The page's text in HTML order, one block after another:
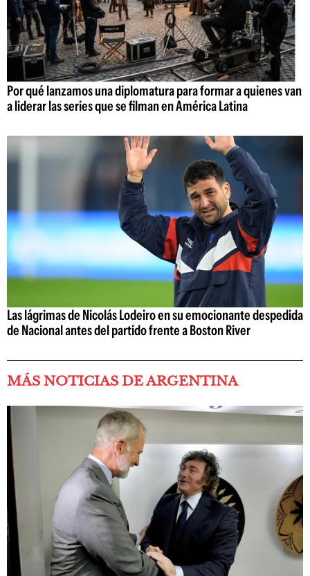
Por qué lanzamos una diplomatura para formar a quienes van
a liderar las series que se filman en América Latina
Las lágrimas de Nicolás Lodeiro en su emocionante despedida
de Nacional antes del partido frente a Boston River
MÁS NOTICIAS DE ARGENTINA